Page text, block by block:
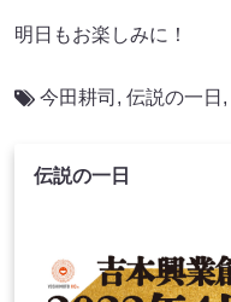
明日もお楽しみに！
今田耕司 , 伝説の一日 ,
伝説の一日